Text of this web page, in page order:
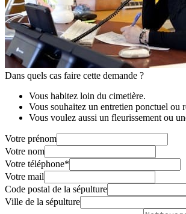
Dans quels cas faire cette demande ?
Vous habitez loin du cimetière.
Vous souhaitez un entretien ponctuel ou
Vous voulez aussi un fleurissement ou
Votre prénom
Votre nom
Votre téléphone*
Votre mail
Code postal de la sépulture
Ville de la sépulture